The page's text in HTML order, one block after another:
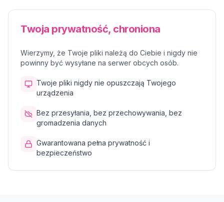
Twoja prywatność, chroniona
Wierzymy, że Twoje pliki należą do Ciebie i nigdy nie
powinny być wysyłane na serwer obcych osób.
Twoje pliki nigdy nie opuszczają Twojego
urządzenia
Bez przesyłania, bez przechowywania, bez
gromadzenia danych
Gwarantowana pełna prywatność i
bezpieczeństwo